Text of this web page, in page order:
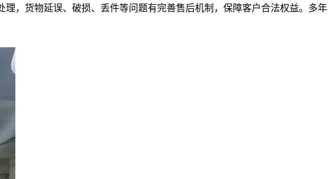
，货物延误、破损、丢件等问题有完善售后机制，保障客户合法权益。多年